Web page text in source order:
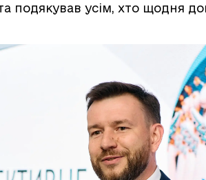
та подякував усім, хто щодня